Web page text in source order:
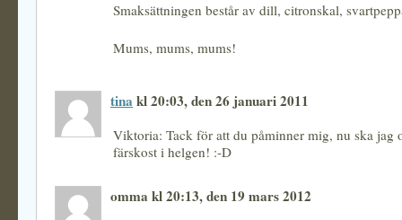
Smaksättningen består av dill, citronskal,
Mums, mums, mums!
tina kl 20:03, den 26 januari 2011
Viktoria: Tack för att du påminner mig, nu ska jag
färskost i helgen! :-D
omma kl 20:13, den 19 mars 2012